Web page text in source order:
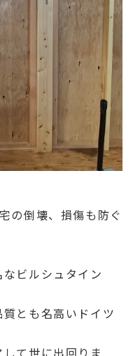
の倒壊、損傷も防ぐ
ビルシュタイン
とも名高いドイツ
て世に出回りま